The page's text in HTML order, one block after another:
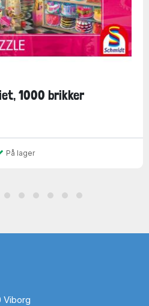
1000 brikker
På lager
Viborg